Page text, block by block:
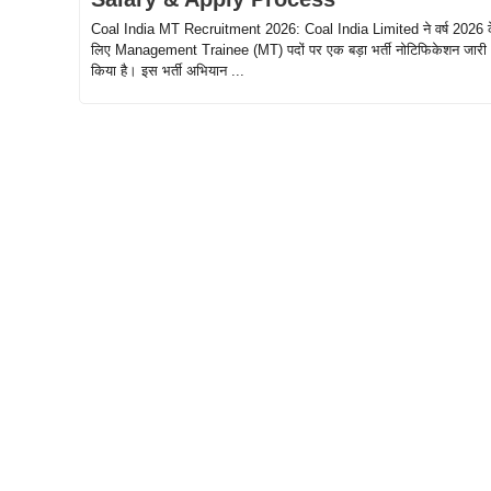
Coal India MT Recruitment 2026: Coal India Limited ने वर्ष 2026
लिए Management Trainee (MT) पदों पर एक बड़ा भर्ती नोटिफिकेशन जारी
किया है। इस भर्ती अभियान ...